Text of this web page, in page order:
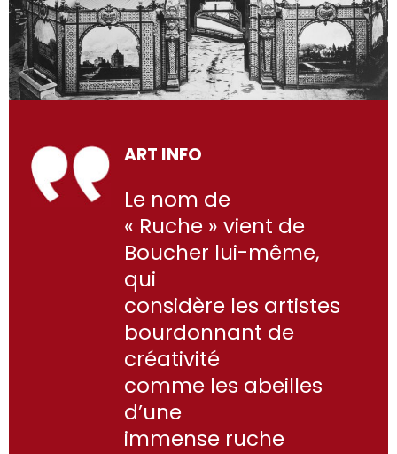
ART INFO
Le nom de
« Ruche » vient de
Boucher lui-même,
qui
considère les artistes
bourdonnant de
créativité
comme les abeilles
d’une
immense ruche